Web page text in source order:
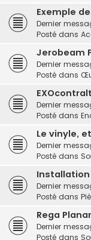
Exemple
Dernier
Posté dans
Jerobeam
Dernier
Posté dans
Dernier
Posté dans
Le vinyle,
Dernier
Posté dans
Dernier
Posté dans
Rega
Dernier
Posté dans